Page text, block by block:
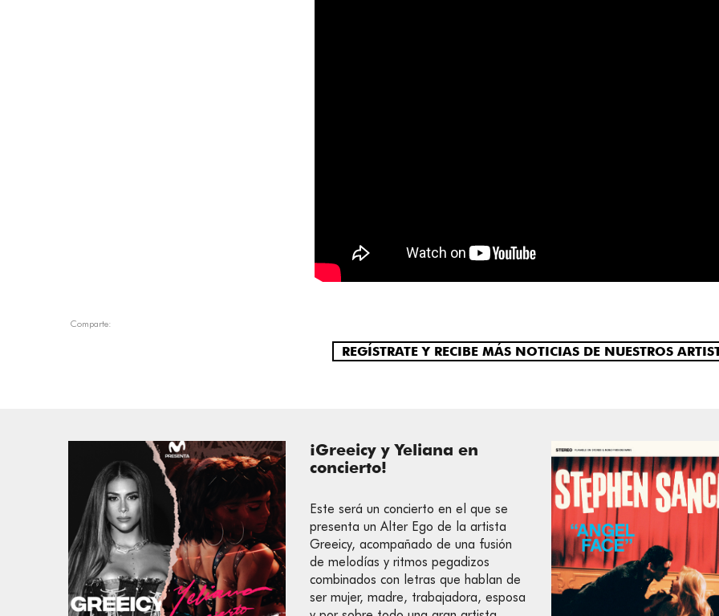
Comparte:
REGÍSTRATE Y RECIBE MÁS NOTICIAS DE NUESTROS
¡Greeicy y Yeliana en
concierto!
Este será un concierto en el que se
presenta un Alter Ego de la artista
Greeicy, acompañado de una fusión
de melodías y ritmos pegadizos
combinados con letras que hablan de
ser mujer, madre, trabajadora, esposa